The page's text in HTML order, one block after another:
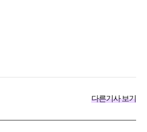
다른기사 보기